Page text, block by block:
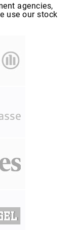
agencies,
use our stock